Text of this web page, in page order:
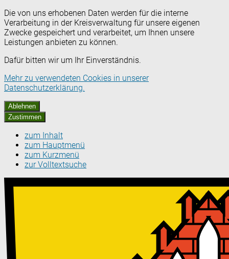
Die von uns erhobenen Daten werden für die interne
Verarbeitung in der Kreisverwaltung für unsere eigenen
Zwecke gespeichert und verarbeitet, um Ihnen unsere
Leistungen anbieten zu können.
Dafür bitten wir um Ihr Einverständnis.
Mehr zu verwendeten Cookies in unserer
Datenschutzerklärung.
Ablehnen
Zustimmen
zum Inhalt
zum Hauptmenü
zum Kurzmenü
zur Volltextsuche